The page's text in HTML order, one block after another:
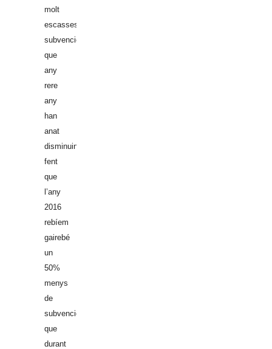
molt
escasses,
subvencions
que
any
rere
any
han
anat
disminuint
fent
que
l’any
2016
rebíem
gairebé
un
50%
menys
de
subvencions
que
durant